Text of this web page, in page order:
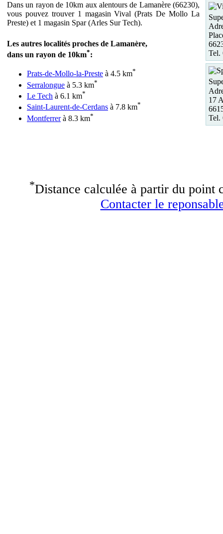
Dans un rayon de 10km aux alentours de Lamanère (66230),
vous pouvez trouver 1 magasin Vival (Prats De Mollo La
Preste) et 1 magasin Spar (Arles Sur Tech).
Les autres localités proches de Lamanère,
dans un rayon de 10km*:
Prats-de-Mollo-la-Preste à 4.5 km*
Serralongue à 5.3 km*
Le Tech à 6.1 km*
Saint-Laurent-de-Cerdans à 7.8 km*
Montferrerà 8.3 km*
Tel.
17
Tel.
*Distance calculée à partir du point
Contacter le